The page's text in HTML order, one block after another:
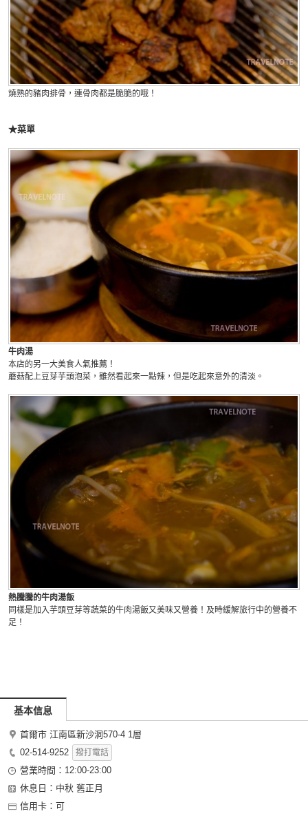
燒熟的豬肉排骨，連骨肉都是脆脆的哦！
★菜單
牛肉湯
本店的另一大美食人氣推薦！
蘑菇配上豆芽芋頭泡菜，雖然看起來一點辣，但是吃起來意外的清淡。
熱騰騰的牛肉湯飯
同樣是加入芋頭豆芽等蔬菜的牛肉湯飯又美味又營養！及時緩解旅行中的營養不
足！
基本信息
首爾市 江南區新沙洞570-4 1層
02-514-9252
撥打電話
營業時間：12:00-23:00
休息日：中秋 舊正月
信用卡：可